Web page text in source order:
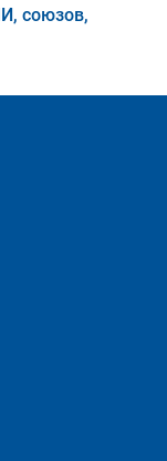
союзов,